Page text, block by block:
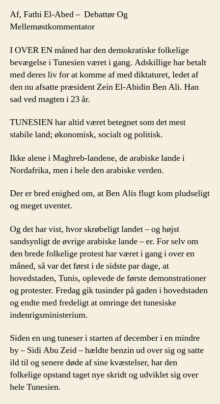
Af, Fathi El-Abed – Debattør Og
Mellemøstkommentator
I OVER EN måned har den demokratiske folkelige
bevægelse i Tunesien været i gang. Adskillige har betalt
med deres liv for at komme af med diktaturet, ledet af
den nu afsatte præsident Zein El-Abidin Ben Ali. Han
sad ved magten i 23 år.
TUNESIEN har altid været betegnet som det mest
stabile land; økonomisk, socialt og politisk.
Ikke alene i Maghreb-landene, de arabiske lande i
Nordafrika, men i hele den arabiske verden.
Der er bred enighed om, at Ben Alis flugt kom pludseligt
og meget uventet.
Og det har vist, hvor skrøbeligt landet – og højst
sandsynligt de øvrige arabiske lande – er. For selv om
den brede folkelige protest har været i gang i over en
måned, så var det først i de sidste par dage, at
hovedstaden, Tunis, oplevede de første demonstrationer
og protester. Fredag gik tusinder på gaden i hovedstaden
og endte med fredeligt at omringe det tunesiske
indenrigsministerium.
Siden en ung tuneser i starten af december i en mindre
by – Sidi Abu Zeid – hældte benzin ud over sig og satte
ild til og senere døde af sine kvæstelser, har den
folkelige opstand taget nye skridt og udviklet sig over
hele Tunesien.